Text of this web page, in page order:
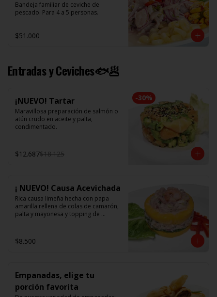
Bandeja familiar de ceviche de
pescado. Para 4 a 5 personas.
$51.000
Entradas y Ceviches🐟🥟
-30%
¡NUEVO! Tartar
Maravillosa preparación de salmón o
atún crudo en aceite y palta,
condimentado.
$12.687$18.125
¡ NUEVO! Causa Acevichada
Rica causa limeña hecha con papa
amarilla rellena de colas de camarón,
palta y mayonesa y topping de
$8.500
Empanadas, elige tu
porción favorita